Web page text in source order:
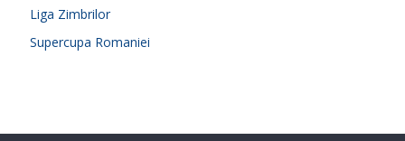
Liga Zimbrilor
Supercupa Romaniei